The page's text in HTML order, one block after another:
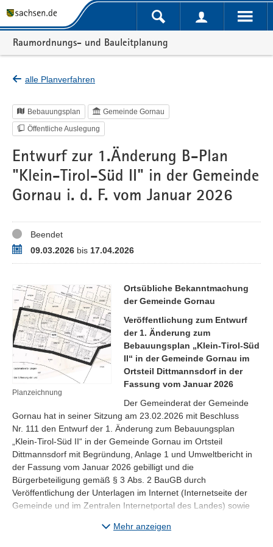
Raumordnungs- und Bauleitplanung
alle Planverfahren
Bebauungsplan Gemeinde Gornau
Öffentliche Auslegung
Entwurf zur 1.Änderung B-Plan
"Klein-Tirol-Süd II" in der Gemeinde
Gornau i. d. F. vom Januar 2026
StatusBeendet
Zeitraum09.03.2026 bis 17.04.2026
Planzeichnung
Ortsübliche Bekanntmachung
der Gemeinde Gornau
Veröffentlichung zum Entwurf
der 1. Änderung zum
Bebauungsplan „Klein-Tirol-Süd
II“ in der Gemeinde Gornau im
Ortsteil Dittmannsdorf in der
Fassung vom Januar 2026
Der Gemeinderat der Gemeinde
Gornau hat in seiner Sitzung am 23.02.2026 mit Beschluss
Nr. 111 den Entwurf der 1. Änderung zum Bebauungsplan
„Klein-Tirol-Süd II“ in der Gemeinde Gornau im Ortsteil
Dittmannsdorf mit Begründung, Anlage 1 und Umweltbericht in
der Fassung vom Januar 2026 gebilligt und die
Bürgerbeteiligung gemäß § 3 Abs. 2 BauGB durch
Veröffentlichung der Unterlagen im Internet (Internetseite der
Gemeinde und im Zentralen Internetportal des Landes) sowie
Mehr anzeigen